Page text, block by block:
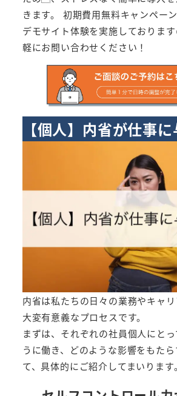
きます。 初期費用無料キャンペー
デモサイト体験を実施しておりま
軽にお問い合わせください！
【個人】内省が仕事
内省は私たちの日々の業務やキャ
大変有意義なプロセスです。
まずは、それぞれの社員個人にと
うに働き、どのような影響をもた
て、具体的にご紹介してまいります。